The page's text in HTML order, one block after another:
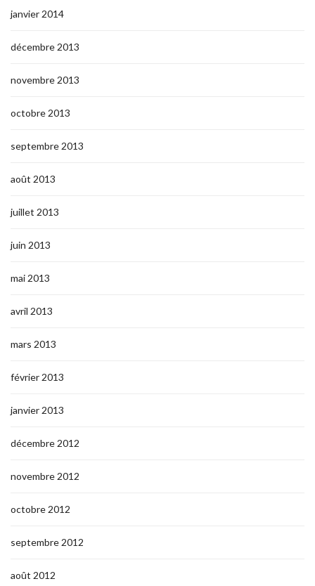
janvier 2014
décembre 2013
novembre 2013
octobre 2013
septembre 2013
août 2013
juillet 2013
juin 2013
mai 2013
avril 2013
mars 2013
février 2013
janvier 2013
décembre 2012
novembre 2012
octobre 2012
septembre 2012
août 2012